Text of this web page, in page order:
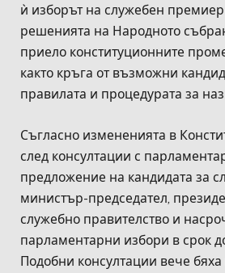
ѝ изборът на служебен премиер
решенията на Народното
приело конституционните
както кръга от възможни
правилата и процедурата за
Съгласно измененията в
след консултации с
предложение на кандидата за
министър-председател,
служебно правителство и
парламентарни избори в срок
Подобни консултации вече